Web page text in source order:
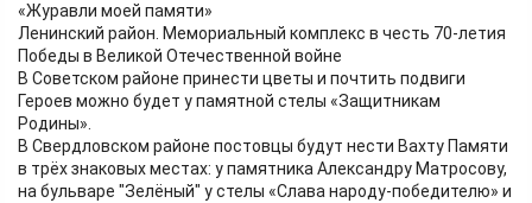
«Журавли моей памяти»
Ленинский район. Мемориальный комплекс в честь 70-летия
Победы в Великой Отечественной войне
В Советском районе принести цветы и почтить подвиги
Героев можно будет у памятной стелы «Защитникам
Родины».
В Свердловском районе постовцы будут нести Вахту Памяти
в трёх знаковых местах: у памятника Александру Матросову,
на бульваре "Зелёный" у стелы «Слава народу-победителю» и